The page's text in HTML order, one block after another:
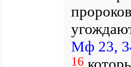
Мф 23,
16